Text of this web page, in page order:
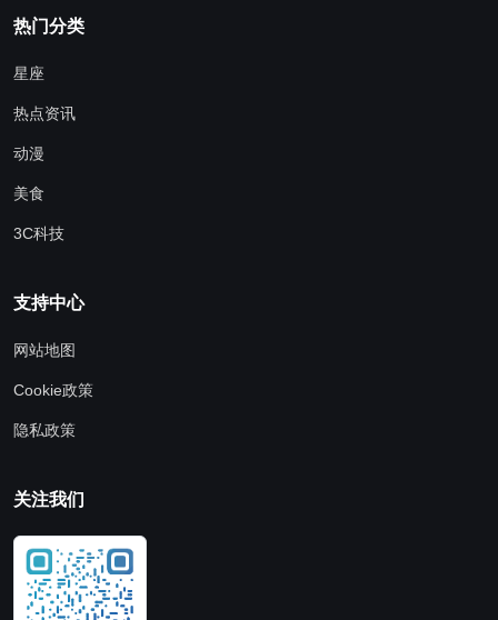
热门分类
星座
热点资讯
动漫
美食
3C科技
支持中心
网站地图
Cookie政策
隐私政策
关注我们